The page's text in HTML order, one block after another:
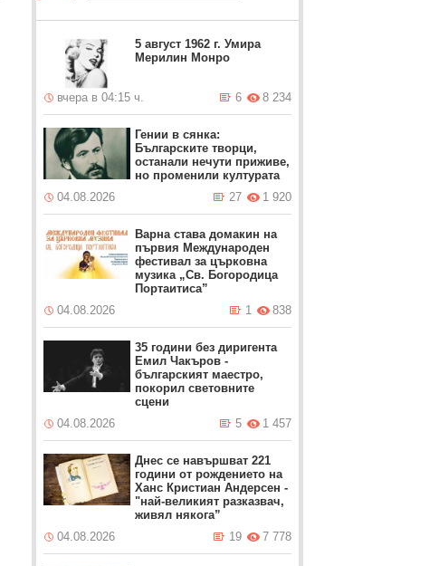
5 август 1962 г. Умира
Мерилин Монро
вчера в 04:15 ч. 8 234
6
Гении в сянка:
Българските творци,
останали нечути приживе,
но променили културата
04.08.2026
1 920
27
Варна става домакин на
първия Международен
фестивал за църковна
музика „Св. Богородица
Портаитиса”
04.08.2026
838
1
35 години без диригента
Емил Чакъров -
българският маестро,
покорил световните
сцени
04.08.2026
1 457
5
Днес се навършват 221
години от рождението на
Ханс Кристиан Андерсен -
"най-великият разказвач,
живял някога”
04.08.2026
7 778
19